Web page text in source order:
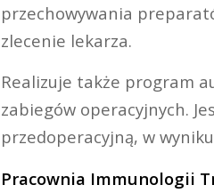
przechowywania
zlecenie lekarza.
Realizuje także program
zabiegów operacyjnych.
przedoperacyjną, w
Pracownia Immunologii